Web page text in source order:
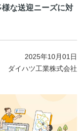
な送迎ニーズに対
2025年10月01日
ダイハツ工業株式会社